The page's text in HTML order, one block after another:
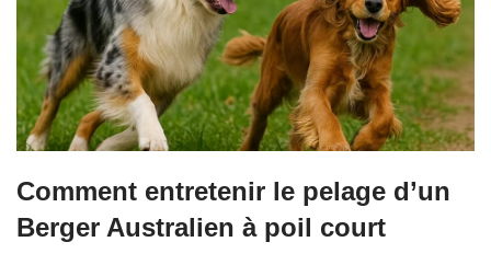
Comment entretenir le pelage d’un
Berger Australien à poil court